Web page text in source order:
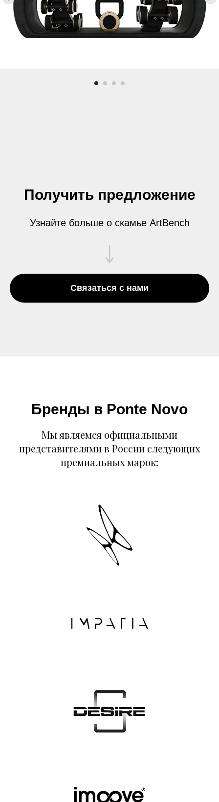
Получить предложение
Узнайте больше о скамье ArtBench
Связаться с нами
Бренды в Ponte Novo
Мы являемся официальными
представителями в России следующих
премиальных марок: